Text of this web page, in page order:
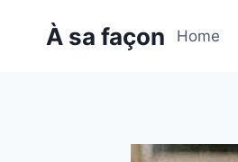
À sa façon Home